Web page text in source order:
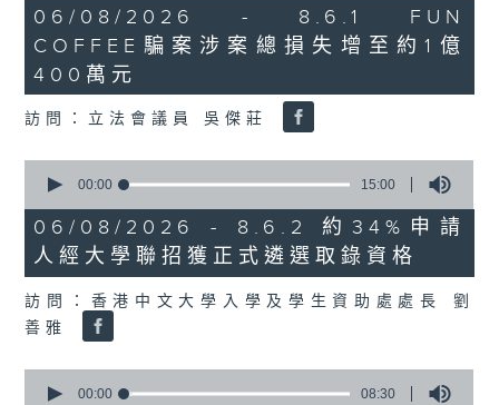
16
minutes,
3
seconds
06/08/2026 - 8.6.1 FUN
COFFEE騙案涉案總損失增至約1億
400萬元
訪問：立法會議員 吳傑莊
seconds
15
minutes,
0
seconds
00:00 15:00
06/08/2026 - 8.6.2 約34%申請
人經大學聯招獲正式遴選取錄資格
訪問：香港中文大學入學及學生資助處處長 劉
善雅
seconds
00:00 08:30